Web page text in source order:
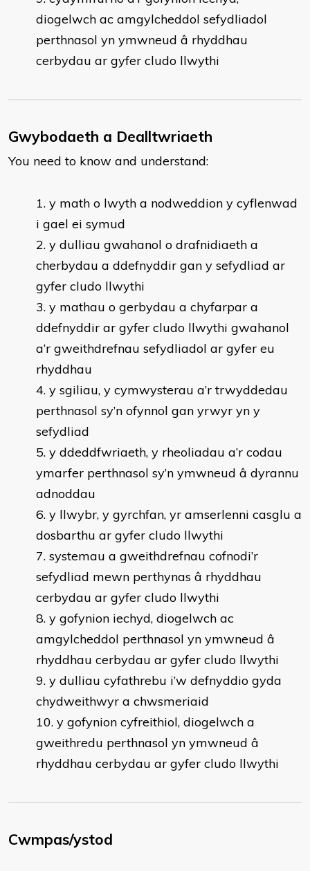
diogelwch ac amgylcheddol sefydliadol
perthnasol yn ymwneud â rhyddhau
cerbydau ar gyfer cludo llwythi
Gwybodaeth a Dealltwriaeth
You need to know and understand:
​y math o lwyth a nodweddion y cyflenwad
i gael ei symud
y dulliau gwahanol o drafnidiaeth a
cherbydau a ddefnyddir gan y sefydliad ar
gyfer cludo llwythi
y mathau o gerbydau a chyfarpar a
ddefnyddir ar gyfer cludo llwythi gwahanol
a’r gweithdrefnau sefydliadol ar gyfer eu
rhyddhau
y sgiliau, y cymwysterau a’r trwyddedau
perthnasol sy’n ofynnol gan yrwyr yn y
sefydliad
y ddeddfwriaeth, y rheoliadau a’r codau
ymarfer perthnasol sy’n ymwneud â dyrannu
adnoddau
y llwybr, y gyrchfan, yr amserlenni casglu a
dosbarthu ar gyfer cludo llwythi
systemau a gweithdrefnau cofnodi’r
sefydliad mewn perthynas â rhyddhau
cerbydau ar gyfer cludo llwythi
y gofynion iechyd, diogelwch ac
amgylcheddol perthnasol yn ymwneud â
rhyddhau cerbydau ar gyfer cludo llwythi
y dulliau cyfathrebu i’w defnyddio gyda
chydweithwyr a chwsmeriaid
y gofynion cyfreithiol, diogelwch a
gweithredu perthnasol yn ymwneud â
rhyddhau cerbydau ar gyfer cludo llwythi
Cwmpas/ystod